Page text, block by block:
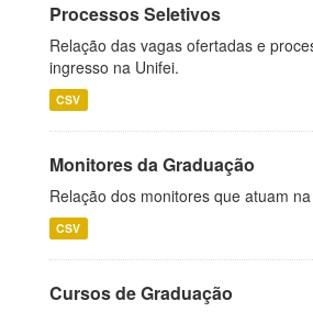
Processos Seletivos
Relação das vagas ofertadas e
ingresso na Unifei.
CSV
Monitores da Graduação
Relação dos monitores que atuam
CSV
Cursos de Graduação